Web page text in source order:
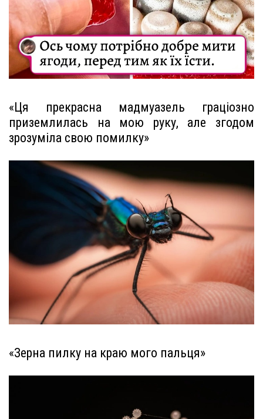
«Ця прекрасна мадмуазель граціозно
приземлилась на мою руку, але згодом
зрозуміла свою помилку»
«Зерна пилку на краю мого пальця»